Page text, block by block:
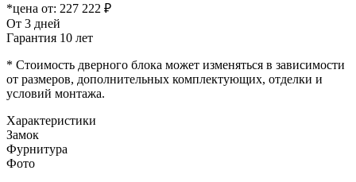
*цена от: 227 222 ₽
От 3 дней
Гарантия 10 лет
* Стоимость дверного блока может изменяться в зависимости
от размеров, дополнительных комплектующих, отделки и
условий монтажа.
Характеристики
Замок
Фурнитура
Фото